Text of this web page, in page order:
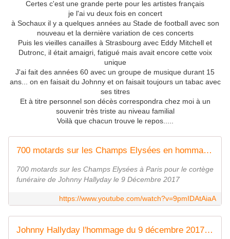
Certes c'est une grande perte pour les artistes français
je l'ai vu deux fois en concert
à Sochaux il y a quelques années au Stade de football avec son
nouveau et la dernière variation de ces concerts
Puis les vieilles canailles à Strasbourg avec Eddy Mitchell et
Dutronc, il était amaigri, fatigué mais avait encore cette voix
unique
J'ai fait des années 60 avec un groupe de musique durant 15
ans... on en faisait du Johnny et on faisait toujours un tabac avec
ses titres
Et à titre personnel son décès correspondra chez moi à un
souvenir très triste au niveau familial
Voilà que chacun trouve le repos.....
700 motards sur les Champs Elysées en hommage à Johnny Hallyday le 9 Décembre 2017
700 motards sur les Champs Elysées à Paris pour le cortège
funéraire de Johnny Hallyday le 9 Décembre 2017
https://www.youtube.com/watch?v=9pmIDAtAiaA
Johnny Hallyday l'hommage du 9 décembre 2017 Partie 1 TF1 2017 12 09 09 52